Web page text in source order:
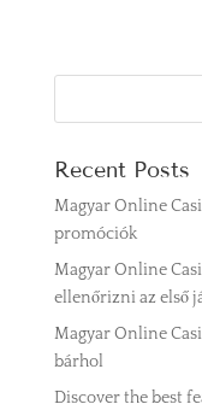
Recent Posts
Magyar Online
promóciók
Magyar Online
ellenőrizni az első
Magyar Online
bárhol
Discover the best